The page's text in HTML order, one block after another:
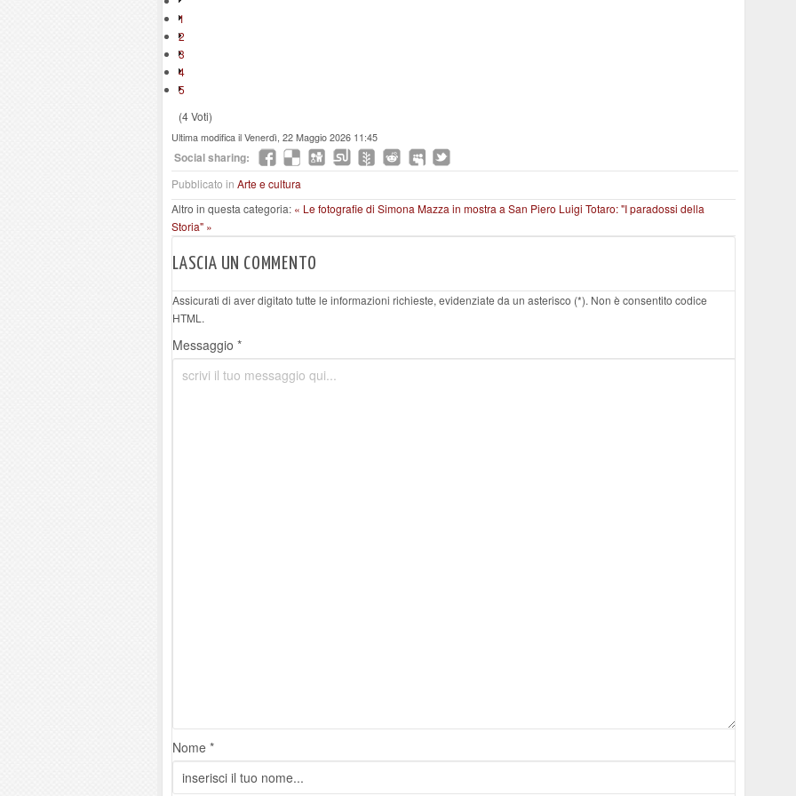
1
2
3
4
5
(4 Voti)
Ultima modifica il Venerdì, 22 Maggio 2026 11:45
Social sharing:
Pubblicato in Arte e cultura
Altro in questa categoria: « Le fotografie di Simona Mazza in mostra a San Piero Luigi Totaro: "I paradossi della
Storia" »
LASCIA UN COMMENTO
Assicurati di aver digitato tutte le informazioni richieste, evidenziate da un asterisco (*). Non è consentito codice
HTML.
Messaggio *
Nome *